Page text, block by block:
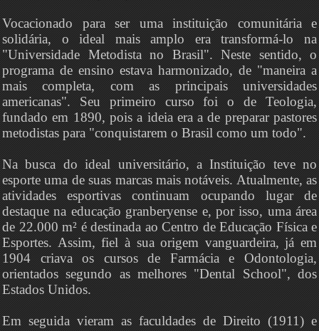
Vocacionado para ser uma instituição comunitária e
solidária, o ideal mais amplo era transformá-lo na
"Universidade Metodista no Brasil". Neste sentido, o
programa de ensino estava harmonizado, de "maneira a
mais completa, com as principais universidades
americanas". Seu primeiro curso foi o de Teologia,
fundado em 1890, pois a ideia era a de preparar pastores
metodistas para "conquistarem o Brasil como um todo".
Na busca do ideal universitário, a Instituição teve no
esporte uma de suas marcas mais notáveis. Atualmente, as
atividades esportivas continuam ocupando lugar de
destaque na educação granberyense e, por isso, uma área
de 22.000 m² é destinada ao Centro de Educação Física e
Esportes. Assim, fiel à sua origem vanguardeira, já em
1904 criava os cursos de Farmácia e Odontologia,
orientados segundo as melhores "Dental School", dos
Estados Unidos.
Em seguida vieram as faculdades de Direito (1911) e